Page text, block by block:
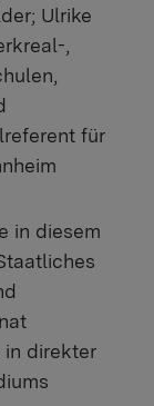
Ulrike
,
für
in diesem
in direkter